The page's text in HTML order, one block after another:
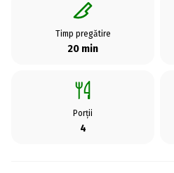
Timp pregătire
20 min
Porții
4